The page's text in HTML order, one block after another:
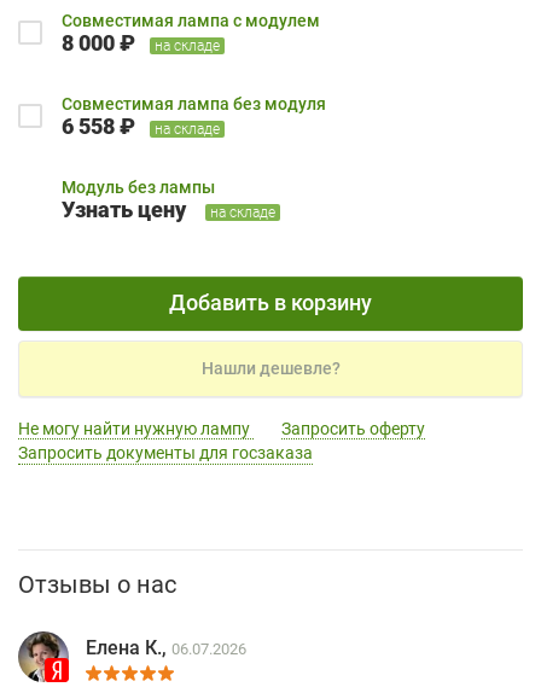
Совместимая лампа с модулем
8 000 ₽ на складе
Совместимая лампа без модуля
6 558 ₽ на складе
Модуль без лампы
Узнать цену на складе
Добавить в корзину
Нашли дешевле?
Не могу найти нужную лампу
Запросить оферту
Запросить документы для госзаказа
Отзывы о нас
Елена К., 06.07.2026